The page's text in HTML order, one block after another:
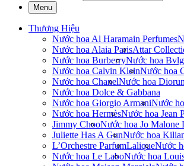
Menu
Thương Hiệu
Nước hoa Al Haramain Perfumes
Nước hoa Alaia ParisAttar
Nước hoa BurberryNước hoa
Nước hoa Calvin KleinNước hoa
Nước hoa ChanelNước hoa Dior
Nước hoa Dolce & Gabbana
Nước hoa Giorgio ArmaniNước
Nước hoa HermèsNước hoa Jean
Jimmy ChooNước hoa Jo Malone
Juliette Has A GunNước hoa
L’Orchestre ParfumLaliqueNước
Nước hoa Le LaboNước hoa